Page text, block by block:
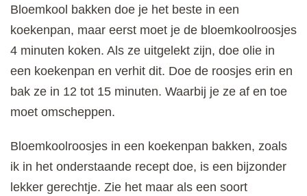
Bloemkool bakken doe je het beste in een
koekenpan, maar eerst moet je de bloemkoolroosjes
4 minuten koken. Als ze uitgelekt zijn, doe olie in
een koekenpan en verhit dit. Doe de roosjes erin en
bak ze in 12 tot 15 minuten. Waarbij je ze af en toe
moet omscheppen.
Bloemkoolroosjes in een koekenpan bakken, zoals
ik in het onderstaande recept doe, is een bijzonder
lekker gerechtje. Zie het maar als een soort